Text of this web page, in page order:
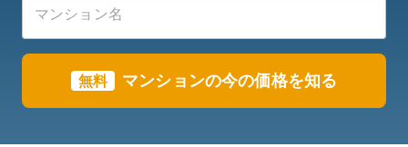
無料 マンションの今の価格を知る